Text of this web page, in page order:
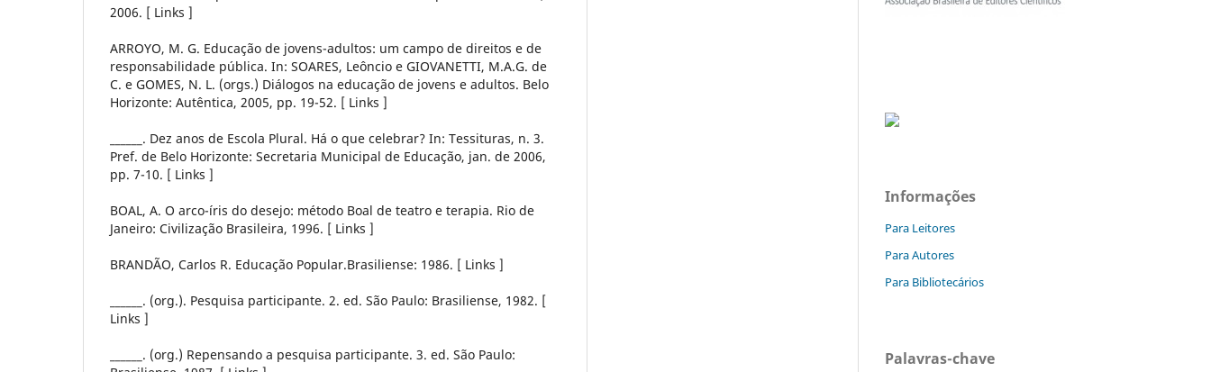
2006. [ Links ]
ARROYO, M. G. Educação de jovens-adultos: um campo de direitos e de
responsabilidade pública. In: SOARES, Leôncio e GIOVANETTI, M.A.G. de
C. e GOMES, N. L. (orgs.) Diálogos na educação de jovens e adultos. Belo
Horizonte: Autêntica, 2005, pp. 19-52. [ Links ]
______. Dez anos de Escola Plural. Há o que celebrar? In: Tessituras, n. 3.
Pref. de Belo Horizonte: Secretaria Municipal de Educação, jan. de 2006,
pp. 7-10. [ Links ]
BOAL, A. O arco-íris do desejo: método Boal de teatro e terapia. Rio de
Janeiro: Civilização Brasileira, 1996. [ Links ]
BRANDÃO, Carlos R. Educação Popular.Brasiliense: 1986. [ Links ]
______. (org.). Pesquisa participante. 2. ed. São Paulo: Brasiliense, 1982. [
Links ]
______. (org.) Repensando a pesquisa participante. 3. ed. São Paulo:
Informações
Para Leitores
Para Autores
Para Bibliotecários
Palavras-chave